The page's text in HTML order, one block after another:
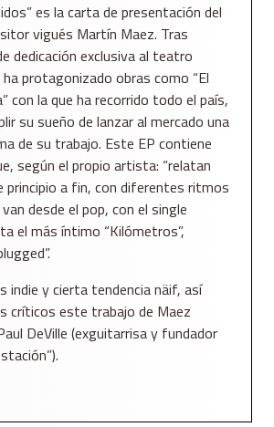
es la carta de presentación del
vigués Martín Maez. Tras
dedicación exclusiva al teatro
protagonizado obras como “El
con la que ha recorrido todo el país,
su sueño de lanzar al mercado una
de su trabajo. Este EP contiene
según el propio artista: “relatan
principio a fin, con diferentes ritmos
desde el pop, con el single
el más íntimo “Kilómetros”,
indie y cierta tendencia näif, así
críticos este trabajo de Maez
DeVille (exguitarrisa y fundador